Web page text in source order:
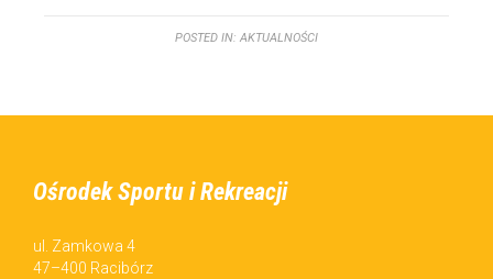
POSTED IN: AKTUALNOŚCI
Ośrodek Sportu i Rekreacji
ul. Zamkowa 4
47–400 Racibórz